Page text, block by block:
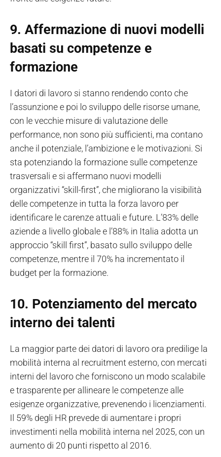
9. Affermazione di nuovi modelli
basati su competenze e
formazione
I datori di lavoro si stanno rendendo conto che
l’assunzione e poi lo sviluppo delle risorse umane,
con le vecchie misure di valutazione delle
performance, non sono più sufficienti, ma contano
anche il potenziale, l’ambizione e le motivazioni. Si
sta potenziando la formazione sulle competenze
trasversali e si affermano nuovi modelli
organizzativi “skill-first”, che migliorano la visibilità
delle competenze in tutta la forza lavoro per
identificare le carenze attuali e future. L’83% delle
aziende a livello globale e l’88% in Italia adotta un
approccio “skill first”, basato sullo sviluppo delle
competenze, mentre il 70% ha incrementato il
budget per la formazione.
10. Potenziamento del mercato
interno dei talenti
La maggior parte dei datori di lavoro ora predilige la
mobilità interna al recruitment esterno, con mercati
interni del lavoro che forniscono un modo scalabile
e trasparente per allineare le competenze alle
esigenze organizzative, prevenendo i licenziamenti.
Il 59% degli HR prevede di aumentare i propri
investimenti nella mobilità interna nel 2025, con un
aumento di 20 punti rispetto al 2016.